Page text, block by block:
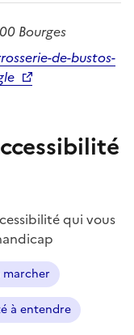
Bourges
de-bustos-
qui vous
à entendre